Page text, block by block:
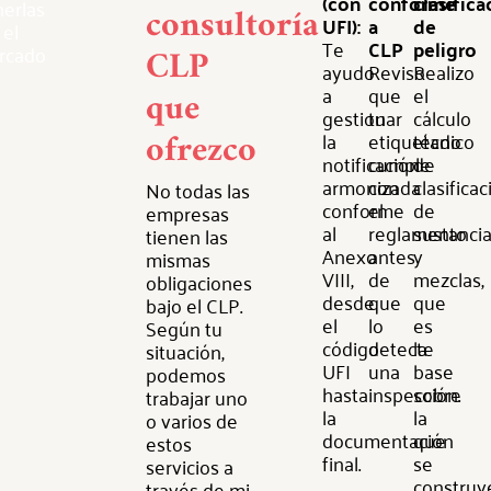
consultoría
CLP
que
ofrezco
No todas las
empresas
tienen las
mismas
obligaciones
bajo el CLP.
Según tu
situación,
podemos
trabajar uno
o varios de
estos
servicios a
UFI):
Te
ayudo
a
gestionar
la
notificación
armonizada
conforme
al
Anexo
VIII,
desde
el
código
UFI
hasta
la
documentación
final.
a
CLP
Reviso
que
tu
etiquetado
cumple
con
el
reglamento
antes
de
que
lo
detecte
una
inspección.
de
peligro
Realizo
el
cálculo
técnico
de
de
y
mezclas,
que
es
la
base
sobre
la
que
se